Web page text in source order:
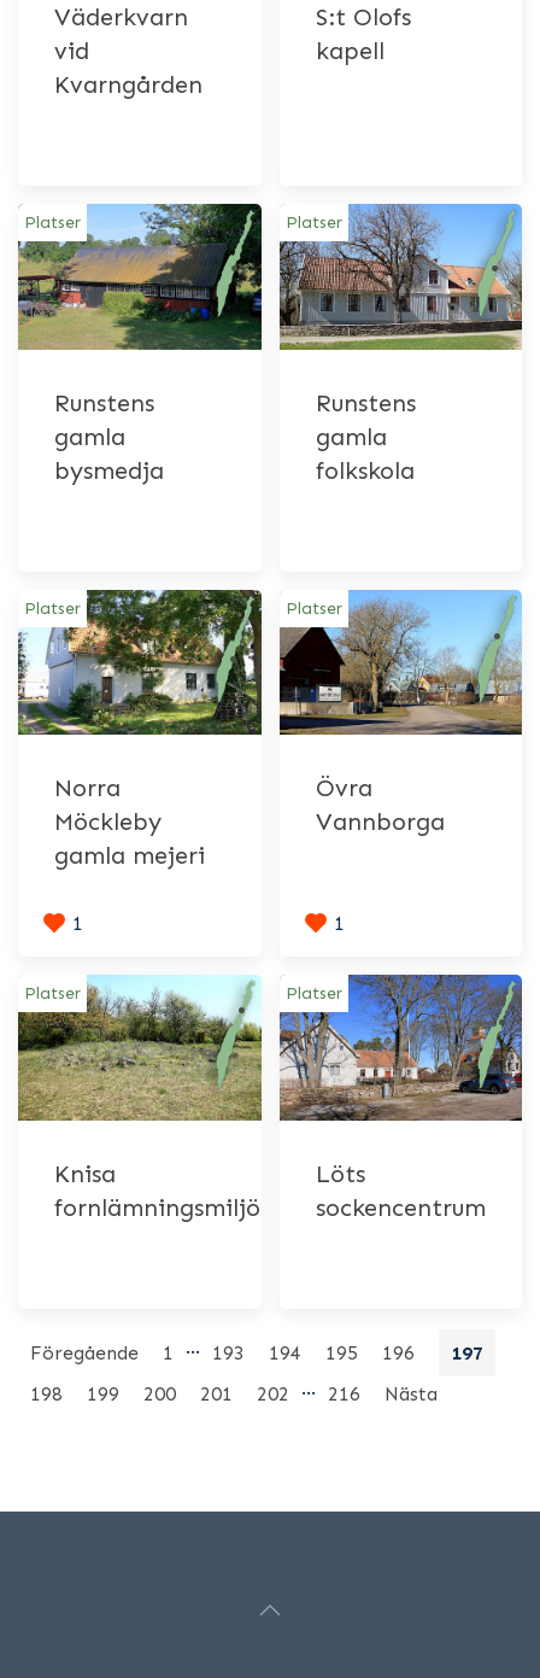
Väderkvarn
vid
Kvarngården
S:t Olofs
kapell
Platser
Runstens
gamla
bysmedja
Platser
Runstens
gamla
folkskola
Platser
Norra
Möckleby
gamla mejeri
1
Platser
Övra
Vannborga
1
Platser
Knisa
fornlämningsmiljö
Platser
Löts
sockencentrum
Föregående 1 … 193 194 195 196
197
198
199 200 201 202 … 216 Nästa